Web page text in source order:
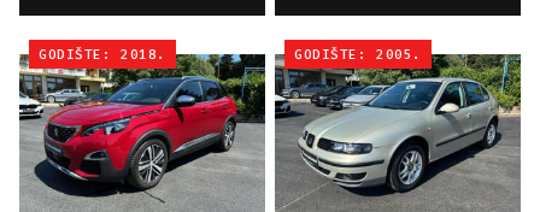
GODIŠTE: 2018. GODIŠTE: 2005.